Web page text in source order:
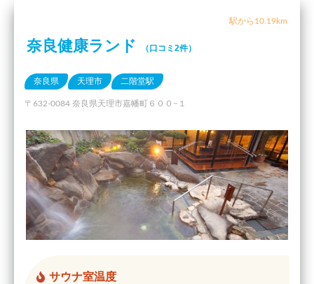
駅から10.19km
奈良健康ランド （口コミ2件）
奈良県 天理市 二階堂駅
〒632-0084 奈良県天理市嘉幡町６００−１
サウナ室温度